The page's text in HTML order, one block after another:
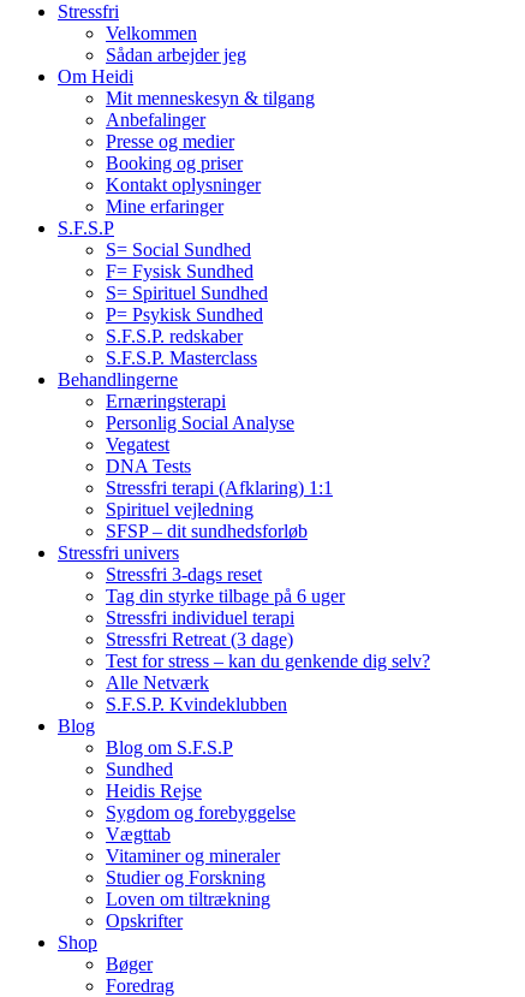
Stressfri
Velkommen
Sådan arbejder jeg
Om Heidi
Mit menneskesyn & tilgang
Anbefalinger
Presse og medier
Booking og priser
Kontakt oplysninger
Mine erfaringer
S.F.S.P
S= Social Sundhed
F= Fysisk Sundhed
S= Spirituel Sundhed
P= Psykisk Sundhed
S.F.S.P. redskaber
S.F.S.P. Masterclass
Behandlingerne
Ernæringsterapi
Personlig Social Analyse
Vegatest
DNA Tests
Stressfri terapi (Afklaring) 1:1
Spirituel vejledning
SFSP – dit sundhedsforløb
Stressfri univers
Stressfri 3-dags reset
Tag din styrke tilbage på 6 uger
Stressfri individuel terapi
Stressfri Retreat (3 dage)
Test for stress – kan du genkende dig selv?
Alle Netværk
S.F.S.P. Kvindeklubben
Blog
Blog om S.F.S.P
Sundhed
Heidis Rejse
Sygdom og forebyggelse
Vægttab
Vitaminer og mineraler
Studier og Forskning
Loven om tiltrækning
Opskrifter
Shop
Bøger
Foredrag